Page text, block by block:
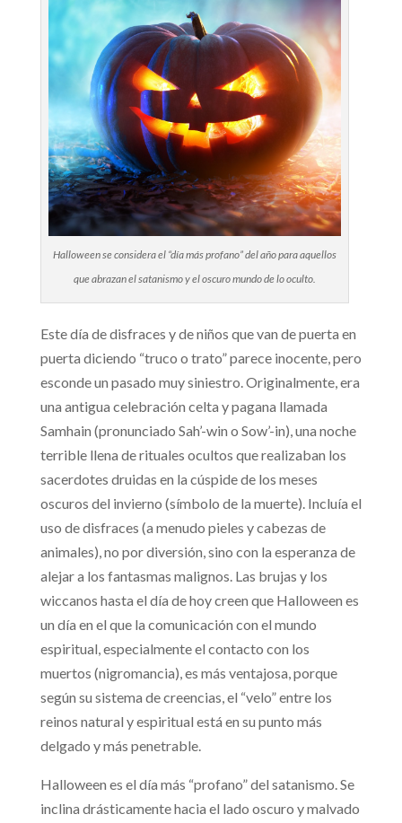
Halloween se considera el “día más profano” del año para aquellos
que abrazan el satanismo y el oscuro mundo de lo oculto.
Este día de disfraces y de niños que van de puerta en
puerta diciendo “truco o trato” parece inocente, pero
esconde un pasado muy siniestro. Originalmente, era
una antigua celebración celta y pagana llamada
Samhain (pronunciado Sah’-win o Sow’-in), una noche
terrible llena de rituales ocultos que realizaban los
sacerdotes druidas en la cúspide de los meses
oscuros del invierno (símbolo de la muerte). Incluía el
uso de disfraces (a menudo pieles y cabezas de
animales), no por diversión, sino con la esperanza de
alejar a los fantasmas malignos. Las brujas y los
wiccanos hasta el día de hoy creen que Halloween es
un día en el que la comunicación con el mundo
espiritual, especialmente el contacto con los
muertos (nigromancia), es más ventajosa, porque
según su sistema de creencias, el “velo” entre los
reinos natural y espiritual está en su punto más
delgado y más penetrable.
Halloween es el día más “profano” del satanismo. Se
inclina drásticamente hacia el lado oscuro y malvado